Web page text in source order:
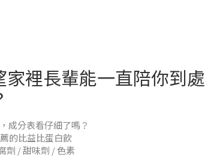
雜
家裡長輩能一直陪你到處
成分表看仔細了嗎？
的比益比蛋白飲
劑 / 甜味劑 / 色素